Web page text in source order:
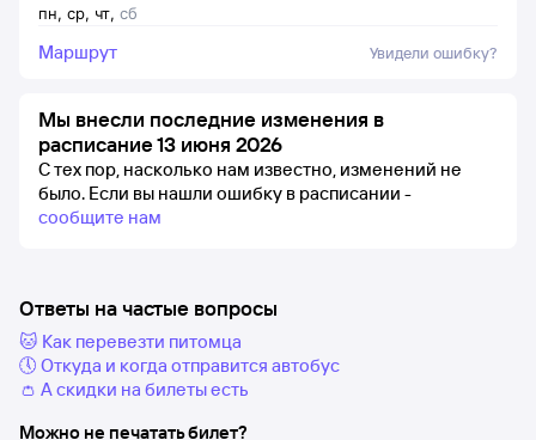
пн, ср, чт, сб
Маршрут Увидели ошибку?
Мы внесли последние изменения в
расписание 13 июня 2026
С тех пор, насколько нам известно, изменений не
было. Если вы нашли ошибку в расписании -
сообщите нам
Ответы на частые вопросы
🐱 Как перевезти питомца
🕔 Откуда и когда отправится автобус
👛 А скидки на билеты есть
Можно не печатать билет?